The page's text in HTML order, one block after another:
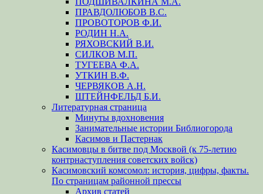
ПРАВДОЛЮБОВ В.С.
ПРОВОТОРОВ Ф.И.
РОДИН Н.А.
РЯХОВСКИЙ В.И.
СИЛКОВ М.П.
ТУГЕЕВА Ф.А.
УТКИН В.Ф.
ЧЕРВЯКОВ А.Н.
ШТЕЙНФЕЛЬД Б.И.
Литературная страница
Минуты вдохновения
Занимательные истории Библиогорода
Касимов и Пастернак
Касимовцы в битве под Москвой (к 75-летию
контрнаступления советских войск)
Касимовский комсомол: история, цифры, факты.
По страницам районной прессы
Архив статей